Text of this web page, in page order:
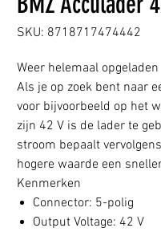
SKU: 8718717474442
Weer helemaal opgeladen
Als je op zoek bent naar
voor bijvoorbeeld op het
zijn 42 V is de lader te
stroom bepaalt
hogere waarde een
Kenmerken
Connector: 5-polig
Output Voltage: 42 V